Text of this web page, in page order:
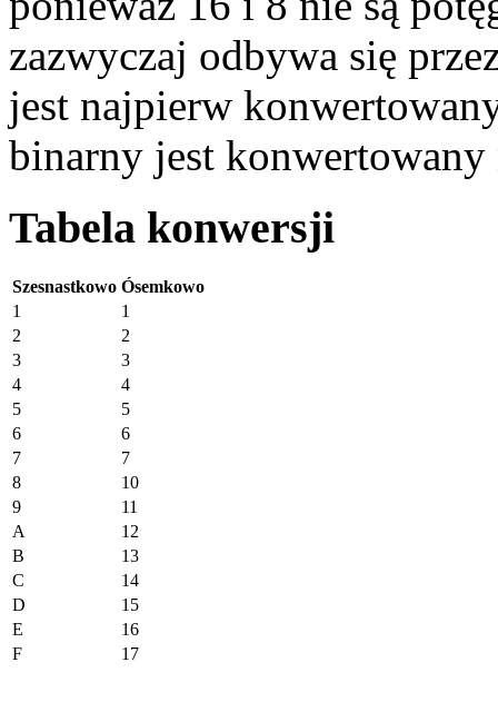
zazwyczaj odbywa się
jest najpierw
binarny jest
Tabela konwersji
Szesnastkowo Ósemkowo
1
1
2
2
3
3
4
4
5
5
6
6
7
7
8
10
9
11
A
12
B
13
C
14
D
15
E
16
F
17